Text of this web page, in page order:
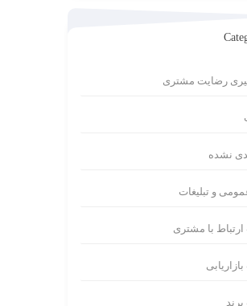
گیری رضایت مشتری
نشده
و تبلیغات
با مشتری